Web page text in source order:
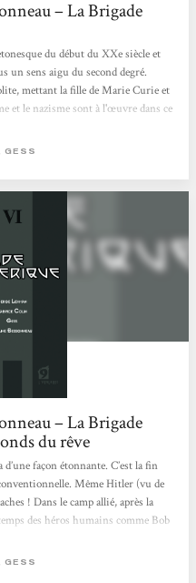
– La Brigade
du début du XXe siècle et
un sens aigu du second degré.
mettant la fille de Marie Curie et
et le nazisme sont à l'œuvre dans ce
GESS
– La Brigade
du rêve
façon étonnante. C’est la fin
Même Hitler (vu de
! Dans le camp allié, après la
des héros humains comme Bob
droit à une apparition
GESS